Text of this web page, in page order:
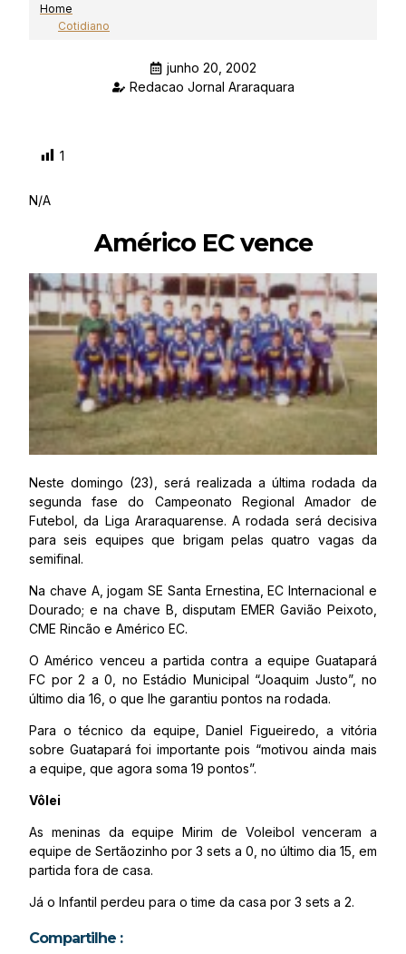
Home
Cotidiano
junho 20, 2002
Redacao Jornal Araraquara
1
N/A
Américo EC vence
Neste domingo (23), será realizada a última rodada da
segunda fase do Campeonato Regional Amador de
Futebol, da Liga Araraquarense. A rodada será decisiva
para seis equipes que brigam pelas quatro vagas da
semifinal.
Na chave A, jogam SE Santa Ernestina, EC Internacional e
Dourado; e na chave B, disputam EMER Gavião Peixoto,
CME Rincão e Américo EC.
O Américo venceu a partida contra a equipe Guatapará
FC por 2 a 0, no Estádio Municipal “Joaquim Justo”, no
último dia 16, o que lhe garantiu pontos na rodada.
Para o técnico da equipe, Daniel Figueiredo, a vitória
sobre Guatapará foi importante pois “motivou ainda mais
a equipe, que agora soma 19 pontos”.
Vôlei
As meninas da equipe Mirim de Voleibol venceram a
equipe de Sertãozinho por 3 sets a 0, no último dia 15, em
partida fora de casa.
Já o Infantil perdeu para o time da casa por 3 sets a 2.
Compartilhe :